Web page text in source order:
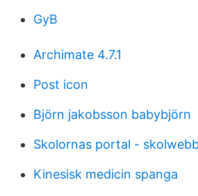
GyB
Archimate 4.7.1
Post icon
Björn jakobsson babybjörn
Skolornas portal -
Kinesisk medicin spanga